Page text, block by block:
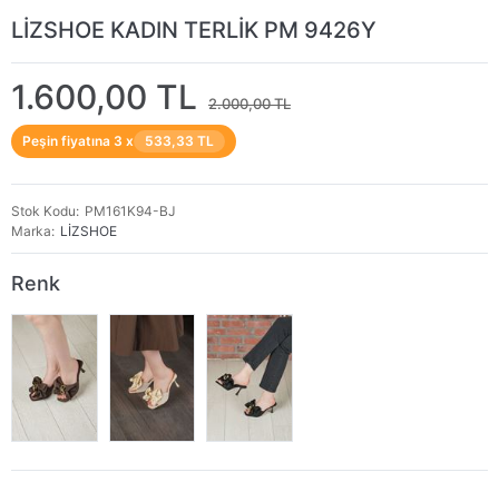
LİZSHOE KADIN TERLİK PM 9426Y
1.600,00 TL 2.000,00 TL
Peşin fiyatına 3 x 533,33 TL
Stok Kodu
PM161K94-BJ
Marka
LİZSHOE
Renk